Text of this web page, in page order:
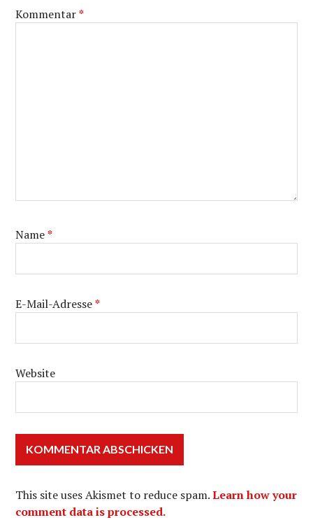
Kommentar*
Name*
E-Mail-Adresse*
Website
This site uses Akismet to reduce spam.Learn how your
comment data is processed.